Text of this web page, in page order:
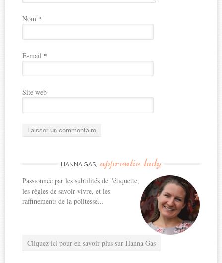
Nom *
E-mail *
Site web
HANNA GAS, apprentie-lady
Passionnée par les subtilités de l'étiquette,
les règles de savoir-vivre, et les
raffinements de la politesse...
Cliquez ici pour en savoir plus sur Hanna Gas